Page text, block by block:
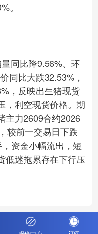
。
同比降9.56%、环
同比大跌32.53%，
，反映出生猪现货
，利空现货价格。期
主力2609合约2026
较前一交易日下跌
资金小幅流出，短
低迷拖累存在下行压